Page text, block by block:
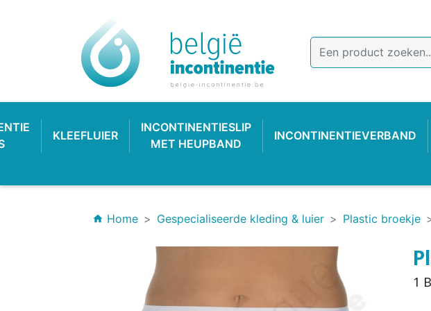
KLEEFLUIER
INCONTINENTIESLIP
MET HEUPBAND
INCONTINENTIEVERBAND
INCONTINENTIEVERBAND
INCONTINENTIEVERBAND
PLASTIC BROEKJE KATOENEN BROEKJE
HYGIËNE & VERZORGING
KLASSIEKE LUIER PULL-UP-LUIER
home Home Gespecialiseerde kleding & luier Plastic broekje
1